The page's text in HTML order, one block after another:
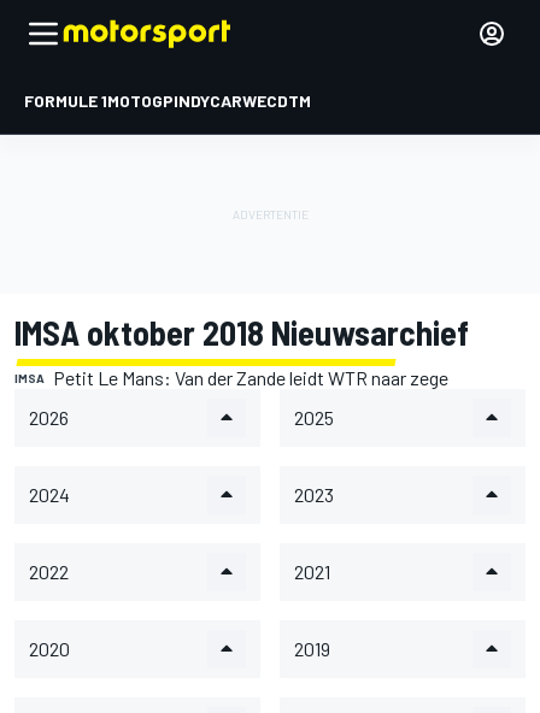
FORMULE 1MOTOGPINDYCARWECDTM
IMSA oktober 2018 Nieuwsarchief
IMSA
Petit Le Mans: Van der Zande leidt WTR naar zege
2026
2025
2024 2023
2022 2021
2020 2019